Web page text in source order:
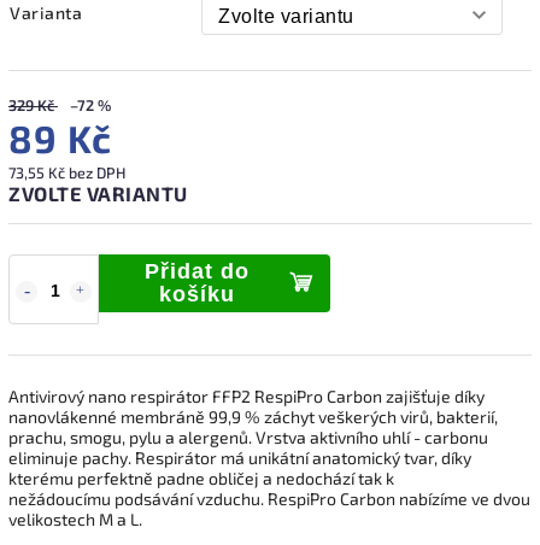
Varianta
329 Kč –72 %
89 Kč
73,55 Kč bez DPH
ZVOLTE VARIANTU
Přidat do
košíku
Antivirový nano respirátor FFP2 RespiPro Carbon zajišťuje díky
nanovlákenné membráně 99,9 % záchyt veškerých virů, bakterií,
prachu, smogu, pylu a alergenů. Vrstva aktivního uhlí - carbonu
eliminuje pachy. Respirátor má unikátní anatomický tvar, díky
kterému perfektně padne obličej a nedochází tak k
nežádoucímu podsávání vzduchu. RespiPro Carbon nabízíme ve dvou
velikostech M a L.